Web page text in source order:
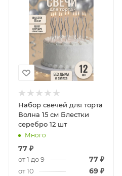
Набор свечей для торта
Волна 15 см Блестки
серебро 12 шт
Много
77₽
от 1 до 9 77 ₽
от 10 69 ₽